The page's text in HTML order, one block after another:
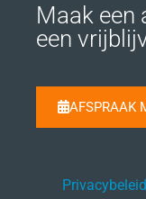
Maak een
een
AFSPRAAK
Privacybeleid